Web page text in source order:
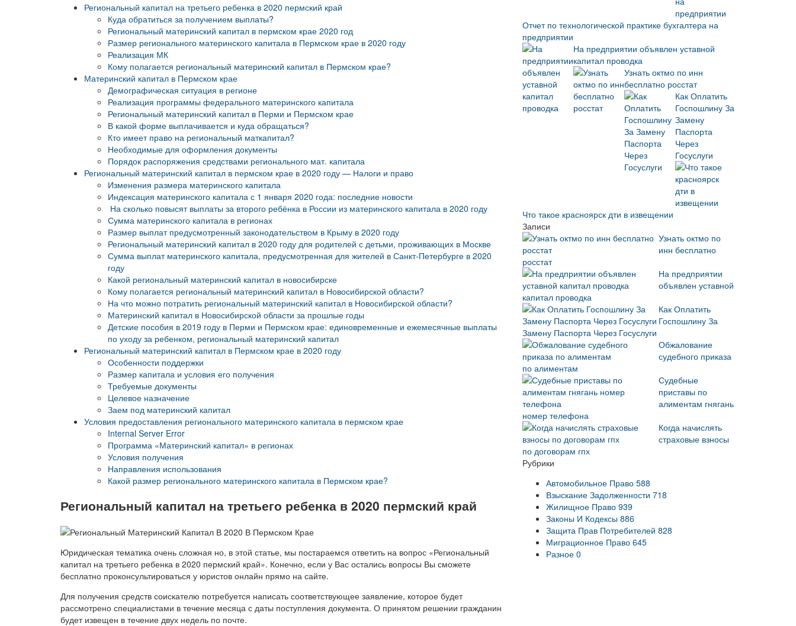
Региональный капитал на третьего ребенка в 2020 пермский край
Куда обратиться за получением выплаты?
Региональный материнский капитал в пермском крае 2020 год
Размер регионального материнского капитала в Пермском крае в 2020 году
Реализация МК
Кому полагается региональный материнский капитал в Пермском крае?
Материнский капитал в Пермском крае
Демографическая ситуация в регионе
Реализация программы федерального материнского капитала
Региональный материнский капитал в Перми и Пермском крае
В какой форме выплачивается и куда обращаться?
Кто имеет право на региональный маткапитал?
Необходимые для оформления документы
Порядок распоряжения средствами регионального мат. капитала
Региональный материнский капитал в пермском крае в 2020 году — Налоги и право
Изменения размера материнского капитала
Индексация материнского капитала с 1 января 2020 года: последние новости
На сколько повысят выплаты за второго ребёнка в России из материнского капитала в 2020 году
Сумма материнского капитала в регионах
Размер выплат предусмотренный законодательством в Крыму в 2020 году
Региональный материнский капитал в 2020 году для родителей с детьми, проживающих в Москве
Сумма выплат материнского капитала, предусмотренная для жителей в Санкт-Петербурге в 2020
году
Какой региональный материнский капитал в новосибирске
Кому полагается региональный материнский капитал в Новосибирской области?
На что можно потратить региональный материнский капитал в Новосибирской области?
Материнский капитал в Новосибирской области за прошлые годы
Детские пособия в 2019 году в Перми и Пермском крае: единовременные и ежемесячные выплаты
по уходу за ребенком, региональный материнский капитал
Региональный материнский капитал в Пермском крае в 2020 году
Особенности поддержки
Размер капитала и условия его получения
Требуемые документы
Целевое назначение
Заем под материнский капитал
Условия предоставления регионального материнского капитала в пермском крае
Internal Server Error
Программа «Материнский капитал» в регионах
Условия получения
Направления использования
Какой размер регионального материнского капитала в Пермском крае?
Региональный капитал на третьего ребенка в 2020 пермский край
Юридическая тематика очень сложная но, в этой статье, мы постараемся ответить на вопрос «Региональный
капитал на третьего ребенка в 2020 пермский край». Конечно, если у Вас остались вопросы Вы сможете
бесплатно проконсультироваться у юристов онлайн прямо на сайте.
Для получения средств соискателю потребуется написать соответствующее заявление, которое будет
рассмотрено специалистами в течение месяца с даты поступления документа. О принятом решении гражданин
будет извещен в течение двух недель по почте.
Отчет по технологической практике бухгалтера на
предприятии
На предприятии объявлен уставной
капитал проводка
Узнать октмо по инн
бесплатно росстат
Как Оплатить
Госпошлину За
Замену
Паспорта
Через
Госуслуги
Что такое красноярск дти в извещении
Записи
Узнать октмо по
инн бесплатно
росстат
На предприятии
объявлен уставной
капитал проводка
Как Оплатить
Госпошлину За
Замену Паспорта Через Госуслуги
Обжалование
судебного приказа
по алиментам
Судебные
приставы по
алиментам гнягань
номер телефона
Когда начислять
страховые взносы
по договорам гпх
Рубрики
Автомобильное Право 588
Взыскание Задолженности 718
Жилищное Право 939
Законы И Кодексы 886
Защита Прав Потребителей 828
Миграционное Право 645
Разное 0